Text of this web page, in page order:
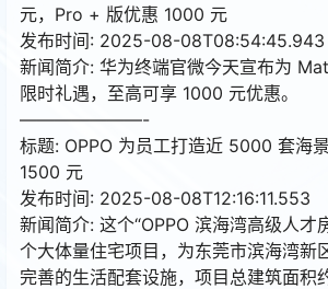
元，Pro + 版优惠 1000 元
发布时间: 2025-08-08T08:54:45.943
新闻简介: 华为终端官微今天宣布为
限时礼遇，至高可享 1000 元优惠。
———————-
标题: OPPO 为员工打造近 5000 套海
1500 元
发布时间: 2025-08-08T12:16:11.553
新闻简介: 这个“OPPO 滨海湾高级人才
个大体量住宅项目，为东莞市滨海湾新
完善的生活配套设施，项目总建筑面积